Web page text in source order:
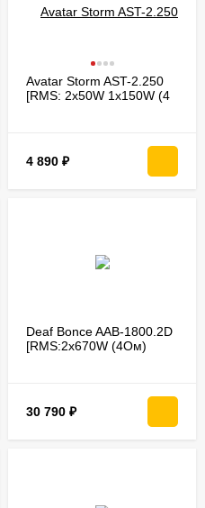
Avatar Storm AST-2.250
[RMS: 2x50W 1x150W (4
4 890 ₽
Deaf Bonce AAB-1800.2D
[RMS:2x670W (4Ом)
30 790 ₽